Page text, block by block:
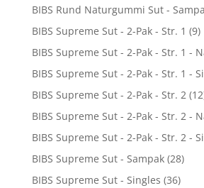
BIBS Rund Naturgummi Sut -
BIBS Supreme Sut - 2-Pak - Str. 1 (9)
BIBS Supreme Sut - 2-Pak - Str. 1 -
BIBS Supreme Sut - 2-Pak - Str. 1 -
BIBS Supreme Sut - 2-Pak - Str. 2
BIBS Supreme Sut - 2-Pak - Str. 2 -
BIBS Supreme Sut - 2-Pak - Str. 2 -
BIBS Supreme Sut - Sampak (28)
BIBS Supreme Sut - Singles (36)